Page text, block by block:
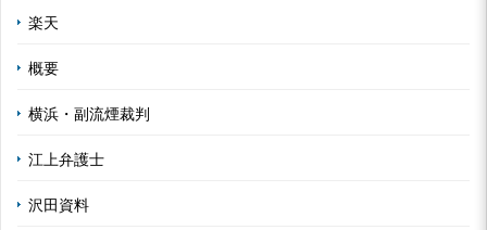
楽天
概要
横浜・副流煙裁判
江上弁護士
沢田資料